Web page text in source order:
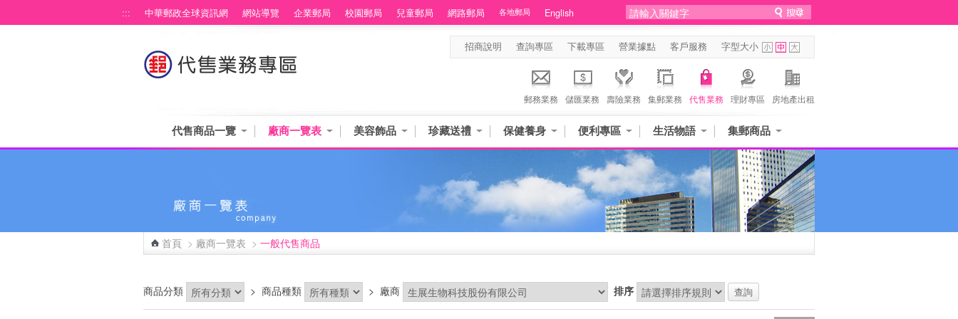
::: 中華郵政全球資訊網 網站導覽 企業郵局 校園郵局 兒童郵局 網路郵局 各地郵局 English
招商說明 查詢專區 下載專區 營業據點 客戶服務 字型大小
郵務業務 儲匯業務 壽險業務 集郵業務 代售業務 理財專區 房地產出租
代售商品一覽 廠商一覽表 美容飾品 珍藏送禮 保健養身 便利專區 生活物語 集郵商品
首頁 > 廠商一覽表 > 一般代售商品
商品分類 > 商品種類 > 廠商 排序